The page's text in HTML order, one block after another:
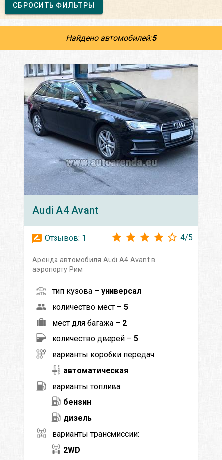
СБРОСИТЬ ФИЛЬТРЫ
Найдено автомобилей:5
Audi A4 Avant
Отзывов: 1 4/5
Аренда автомобиля Audi A4 Avant в
аэропорту Рим
тип кузова – универсал
количество мест – 5
мест для багажа – 2
количество дверей – 5
варианты коробки передач:
автоматическая
варианты топлива:
бензин
дизель
варианты трансмиссии:
2WD